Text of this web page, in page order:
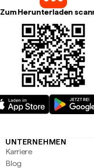
Zum Herunterladen
UNTERNEHMEN
Karriere
Blog